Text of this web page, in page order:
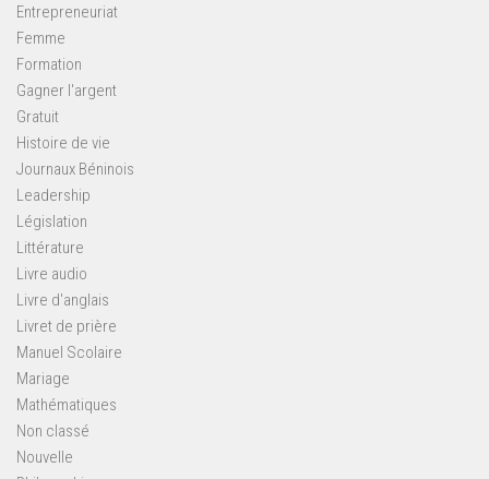
Entrepreneuriat
Femme
Formation
Gagner l'argent
Gratuit
Histoire de vie
Journaux Béninois
Leadership
Législation
Littérature
Livre audio
Livre d'anglais
Livret de prière
Manuel Scolaire
Mariage
Mathématiques
Non classé
Nouvelle